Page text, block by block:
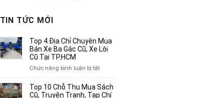
là:
3,750,000₫.
2,500,000₫.
TIN TỨC MỚI
Top 4 Địa Chỉ Chuyên Mua
Bán Xe Ba Gác Cũ, Xe Lôi
Cũ Tại TP.HCM
Chức năng bình luận bị tắtở
4
Địa
Top 10 Chỗ Thu Mua Sách
Cũ, Truyện Tranh, Tạp Chí